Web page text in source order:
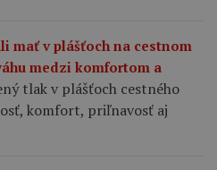
mať v plášťoch na cestnom
medzi komfortom a
tlak v plášťoch cestného
komfort, priľnavosť aj